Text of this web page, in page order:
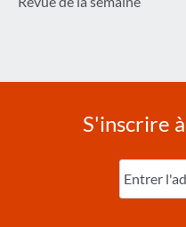
S'inscrire
Entrez
l'e-
mail